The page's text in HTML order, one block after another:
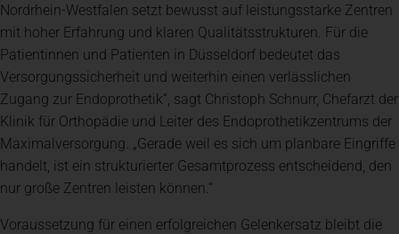
Nordrhein-Westfalen setzt bewusst auf leistungsstarke Zentren
mit hoher Erfahrung und klaren Qualitätsstrukturen. Für die
Patientinnen und Patienten in Düsseldorf bedeutet das
Versorgungssicherheit und weiterhin einen verlässlichen
Zugang zur Endoprothetik“, sagt Christoph Schnurr, Chefarzt der
Klinik für Orthopädie und Leiter des Endoprothetikzentrums der
Maximalversorgung. „Gerade weil es sich um planbare Eingriffe
handelt, ist ein strukturierter Gesamtprozess entscheidend, den
nur große Zentren leisten können.“
Voraussetzung für einen erfolgreichen Gelenkersatz bleibt die